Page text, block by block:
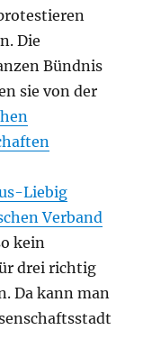
Die
Bündnis
sie von der
Liebig
Verband
kein
drei richtig
Da kann man